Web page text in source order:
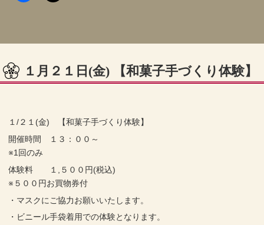
１月２１日(金) 【和菓子手づくり体験】
１/２１(金) 【和菓子手づくり体験】
開催時間 １３：００～
※1回のみ
体験料 １,５００円(税込)
※５００円お買物券付
・マスクにご協力お願いいたします。
・ビニール手袋着用での体験となります。